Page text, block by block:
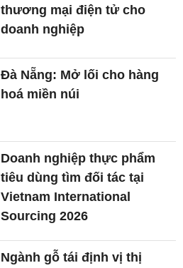
thương mại điện tử cho
doanh nghiệp
Đà Nẵng: Mở lối cho hàng
hoá miền núi
Doanh nghiệp thực phẩm
tiêu dùng tìm đối tác tại
Vietnam International
Sourcing 2026
Ngành gỗ tái định vị thị